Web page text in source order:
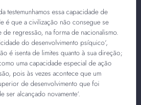
testemunhamos essa capacidade de
é que a civilização não consegue se
regressão, na forma de nacionalismo.
do desenvolvimento psíquico‘,
é isenta de limites quanto à sua direção;
uma capacidade especial de ação
pois às vezes acontece que um
de desenvolvimento que foi
ser alcançado novamente‘.